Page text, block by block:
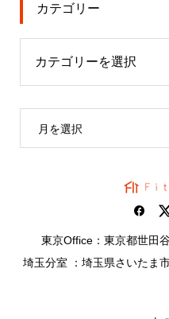
カテゴリー
月を選択
東京Office：東京都世田
埼玉分室 ：埼玉県さいたま